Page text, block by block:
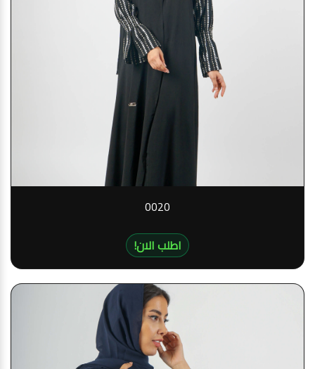
0020
!اطلب الان